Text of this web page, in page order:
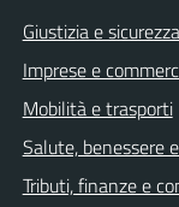
Giustizia e
Imprese e
Mobilità e trasporti
Salute, benessere
Tributi, finanze e